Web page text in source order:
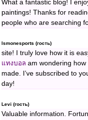
What a fantastic blog! I
paintings! Thanks for
people who are searching
lsmonesports (гость)
site! I truly love how it is
แทงบอล am wondering
made. I’ve subscribed to
day!
Levi (гость)
Valuable information.